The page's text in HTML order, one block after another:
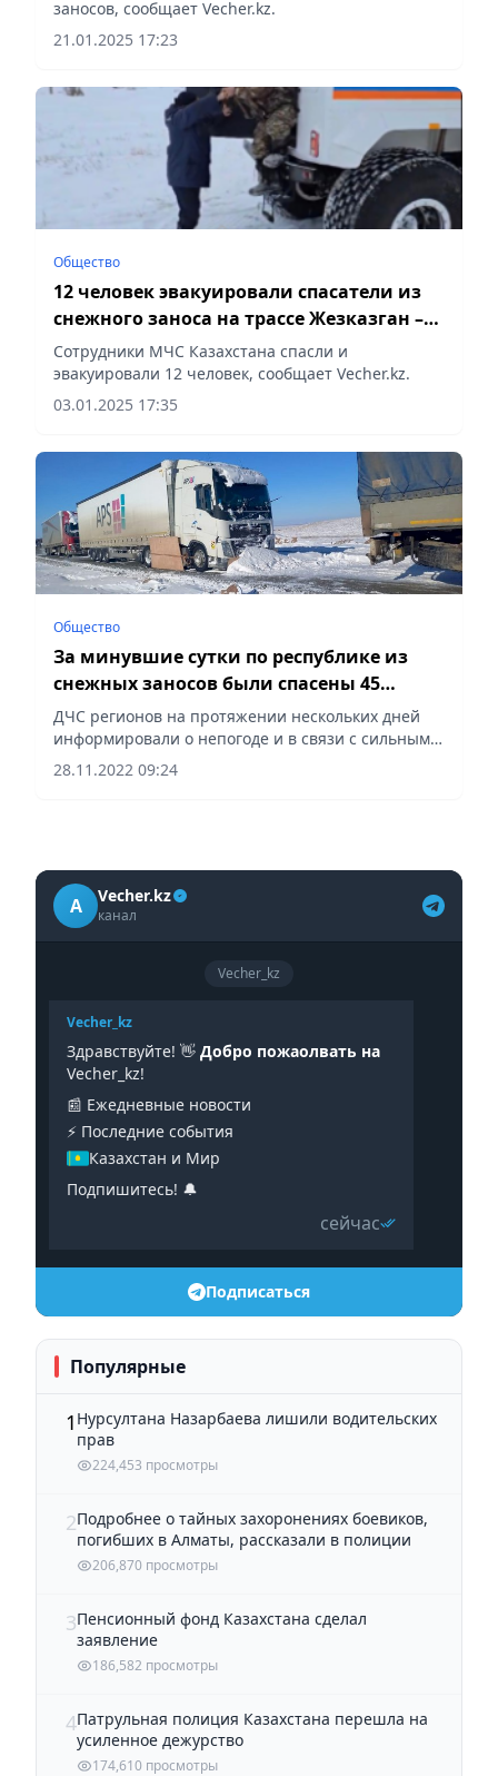
заносов, сообщает Vecher.kz.
21.01.2025 17:23
Общество
12 человек эвакуировали спасатели из
снежного заноса на трассе Жезказган –
Петропавловск
Сотрудники МЧС Казахстана спасли и
эвакуировали 12 человек, сообщает Vecher.kz.
03.01.2025 17:35
Общество
За минувшие сутки по республике из
снежных заносов были спасены 45
человек
ДЧС регионов на протяжении нескольких дней
информировали о непогоде и в связи с сильными
морозами вводили ограничения движения для
различного автотранспорта.
28.11.2022 09:24
A Vecher.kz
канал
Vecher_kz
Vecher_kz
Здравствуйте! 👋 Добро пожаолвать на
Vecher_kz!
📰 Ежедневные новости
⚡️ Последние события
Казахстан и Мир
Подпишитесь! 🔔
сейчас
Подписаться
Популярные
1 Нурсултана Назарбаева лишили водительских
прав
224,453 просмотры
2Подробнее о тайных захоронениях боевиков,
погибших в Алматы, рассказали в полиции
206,870 просмотры
3Пенсионный фонд Казахстана сделал
заявление
186,582 просмотры
4Патрульная полиция Казахстана перешла на
усиленное дежурство
174,610 просмотры